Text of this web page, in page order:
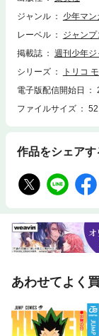
ジャンル
少年マン
レーベル
ジャンプ
掲載誌
週刊少年ジ
シリーズ
トリコ
電子版配信開始日
ファイルサイズ
作品をシェアす
あわせてよく